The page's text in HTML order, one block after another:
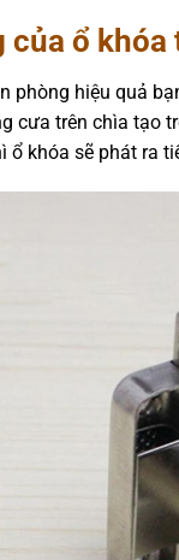
của ổ khóa
phòng hiệu quả
cưa trên chìa tạo
khóa sẽ phát ra